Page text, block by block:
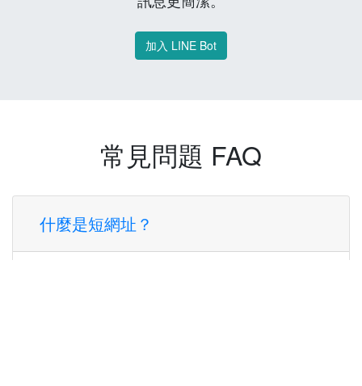
加入 LINE Bot
常見問題 FAQ
什麼是短網址？